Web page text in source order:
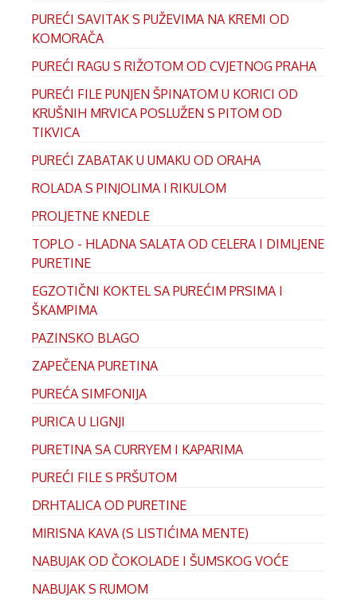
PUREĆI SAVITAK S PUŽEVIMA NA KREMI OD
KOMORAČA
PUREĆI RAGU S RIŽOTOM OD CVJETNOG PRAHA
PUREĆI FILE PUNJEN ŠPINATOM U KORICI OD
KRUŠNIH MRVICA POSLUŽEN S PITOM OD
TIKVICA
PUREĆI ZABATAK U UMAKU OD ORAHA
ROLADA S PINJOLIMA I RIKULOM
PROLJETNE KNEDLE
TOPLO - HLADNA SALATA OD CELERA I DIMLJENE
PURETINE
EGZOTIČNI KOKTEL SA PUREĆIM PRSIMA I
ŠKAMPIMA
PAZINSKO BLAGO
ZAPEČENA PURETINA
PUREĆA SIMFONIJA
PURICA U LIGNJI
PURETINA SA CURRYEM I KAPARIMA
PUREĆI FILE S PRŠUTOM
DRHTALICA OD PURETINE
MIRISNA KAVA (S LISTIĆIMA MENTE)
NABUJAK OD ČOKOLADE I ŠUMSKOG VOĆE
NABUJAK S RUMOM